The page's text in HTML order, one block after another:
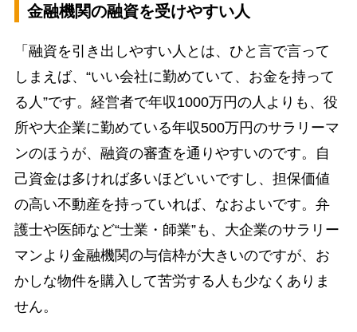
金融機関の融資を受けやすい人
「融資を引き出しやすい人とは、ひと言で言って
しまえば、“いい会社に勤めていて、お金を持って
る人”です。経営者で年収1000万円の人よりも、役
所や大企業に勤めている年収500万円のサラリーマ
ンのほうが、融資の審査を通りやすいのです。自
己資金は多ければ多いほどいいですし、担保価値
の高い不動産を持っていれば、なおよいです。弁
護士や医師など“士業・師業”も、大企業のサラリー
マンより金融機関の与信枠が大きいのですが、お
かしな物件を購入して苦労する人も少なくありま
せん。